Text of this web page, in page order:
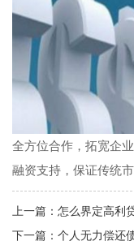
全方位合作，拓宽企
融资支持，保证传统
上一篇： 怎么界定高利
下一篇： 个人无力偿还